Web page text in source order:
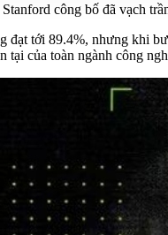
công bố đã vạch
tới 89.4%, nhưng khi
tại của toàn ngành công